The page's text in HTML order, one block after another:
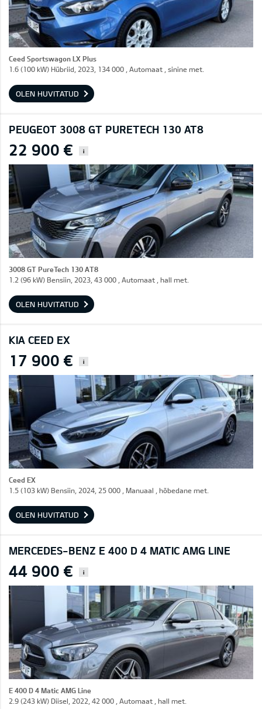
Ceed Sportswagon LX Plus
1.6 (100 kW) Hübriid, 2023, 134 000 , Automaat , sinine met.
OLEN HUVITATUD
PEUGEOT 3008 GT PURETECH 130 AT8
22 900 € i
3008 GT PureTech 130 AT8
1.2 (96 kW) Bensiin, 2023, 43 000 , Automaat , hall met.
OLEN HUVITATUD
KIA CEED EX
17 900 € i
Ceed EX
1.5 (103 kW) Bensiin, 2024, 25 000 , Manuaal , hõbedane met.
OLEN HUVITATUD
MERCEDES-BENZ E 400 D 4 MATIC AMG LINE
44 900 € i
E 400 D 4 Matic AMG Line
2.9 (243 kW) Diisel, 2022, 42 000 , Automaat , hall met.